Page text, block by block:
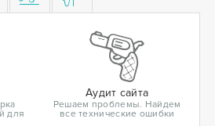
для
Аудит сайта
Решаем проблемы. Найдем
все технические ошибки